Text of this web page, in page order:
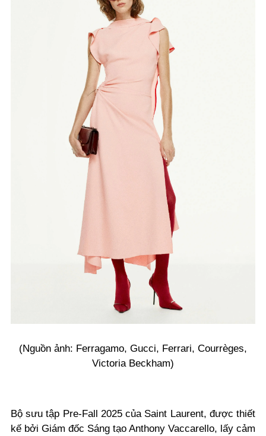
(Nguồn ảnh: Ferragamo, Gucci, Ferrari, Courrèges,
Victoria Beckham)
Bộ sưu tập Pre-Fall 2025 của Saint Laurent, được thiết
kế bởi Giám đốc Sáng tạo Anthony Vaccarello, lấy cảm